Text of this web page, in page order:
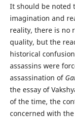
It should be noted
imagination and
reality, there is no
quality, but the
historical
assassins were
assassination of
the essay of
of the time, the
concerned with